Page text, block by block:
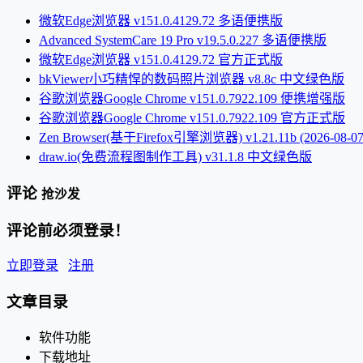
微软Edge浏览器 v151.0.4129.72 多语便携版
Advanced SystemCare 19 Pro v19.5.0.227 多语便携版
微软Edge浏览器 v151.0.4129.72 官方正式版
bkViewer小巧精悍的数码照片浏览器 v8.8c 中文绿色版
谷歌浏览器Google Chrome v151.0.7922.109 便携增强版
谷歌浏览器Google Chrome v151.0.7922.109 官方正式版
Zen Browser(基于Firefox引擎浏览器) v1.21.11b (2026-08-
draw.io(免费流程图制作工具) v31.1.8 中文绿色版
评论 抢沙发
评论前必须登录！
立即登录 注册
文章目录
软件功能
下载地址